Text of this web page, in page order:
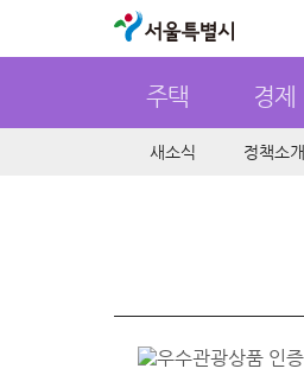
서울특별시
주택 경제
새소식 정책소개